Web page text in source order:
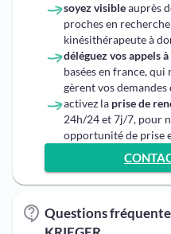
soyez visibleauprès
proches en
kinésithérapeute à
déléguez vos appels
basées en france,
gèrent vos demandes
activez la prise de
24h/24 et 7j/7, pour
opportunité de prise
Questions